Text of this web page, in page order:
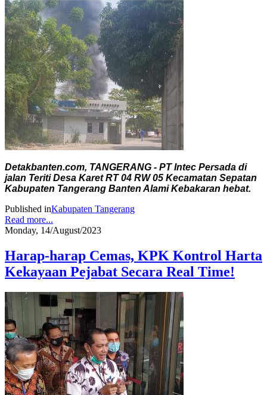
Detakbanten.com, TANGERANG - PT Intec Persada di
jalan Teriti Desa Karet RT 04 RW 05 Kecamatan Sepatan
Kabupaten Tangerang Banten Alami Kebakaran hebat.
Published inKabupaten Tangerang
Read more...
Monday, 14/August/2023
Harap-harap Cemas, KPK Kontrol Harta
Kekayaan Pejabat Secara Real Time!